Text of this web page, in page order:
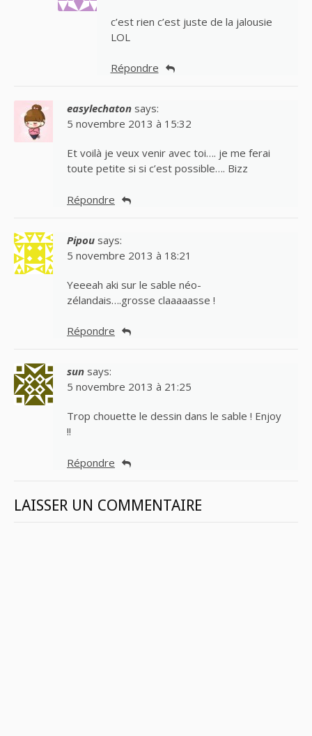
c’est rien c’est juste de la jalousie
LOL
Répondre
easylechaton says:
5 novembre 2013 à 15:32
Et voilà je veux venir avec toi…. je me ferai
toute petite si si c’est possible…. Bizz
Répondre
Pipou says:
5 novembre 2013 à 18:21
Yeeeah aki sur le sable néo-
zélandais….grosse claaaaasse !
Répondre
sun says:
5 novembre 2013 à 21:25
Trop chouette le dessin dans le sable ! Enjoy
!!
Répondre
LAISSER UN COMMENTAIRE